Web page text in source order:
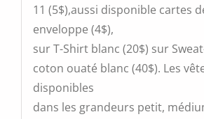
11 (5$),aussi disponible cartes
enveloppe (4$),
sur T-Shirt blanc (20$) sur
coton ouaté blanc (40$). Les
disponibles
dans les grandeurs petit,